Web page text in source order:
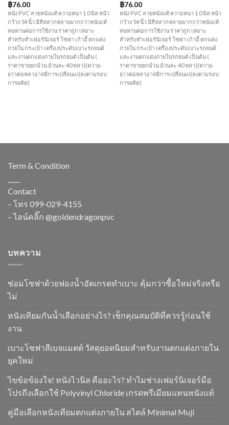
฿76.00
หนัง PVC ลายหนังแท้ ความหนา 1.0 มิล หน้า
กว้าง 54 นิ้ว มีสีหลากหลายมากกว่าหนังแท้
ทนทานต่อการใช้งาน ราคาถูก เหมาะ
สำหรับทำเฟอร์นิเจอร์ โซฟา เก้าอี้ ตกแต่ง
ภายใน กระเป๋า เครื่องประดับเบาะรถยนต์
และงานตกแต่งภายในรถยนต์ เป็นต้น (
ราคาขายยกม้วน ม้วนละ 40 หลา)(ความ
ยาวต่อหลาอาจมีการเปลี่ยนแปลงตามรอบ
การผลิต)
฿76.00
หนัง PVC ลายหนังแท้ ความหนา 1.0 มิล หน้า
กว้าง 54 นิ้ว มีสีหลากหลายมากกว่าหนังแท้
ทนทานต่อการใช้งาน ราคาถูก เหมาะ
สำหรับทำเฟอร์นิเจอร์ โซฟา เก้าอี้ ตกแต่ง
ภายใน กระเป๋า เครื่องประดับเบาะรถยนต์
และงานตกแต่งภายในรถยนต์ เป็นต้น (
ราคาขายยกม้วน ม้วนละ 40 หลา)(ความ
ยาวต่อหลาอาจมีการเปลี่ยนแปลงตามรอบ
การผลิต)
Term & Condition
Contact
– โทร 099-029-4155
– ไลน์คลิ๊ก @goldendragonpvc
บทความ
ซ่อมโซฟาด้วยฟองน้ำอัดเกรดทำเบาะ คุ้มกว่าซื้อใหม่จริงหรือ
ไม่
หนังเทียมกันน้ำเลือกอย่างไร? เช็กคุณสมบัติที่ควรรู้ก่อนใช้
งาน
เบาะโซฟาสีเบจแมตต์ วัสดุยอดนิยมสำหรับงานตกแต่งภายใน
ยุคใหม่
ไขข้อข้องใจ! หนังไวนิล คืออะไร? ทำไมช่างเฟอร์นิเจอร์มือ
โปรถึงเลือกใช้ Polyvinyl Chloride เกรดพรีเมียมแทนหนังแท้
คู่มือเลือกหนังเทียมตกแต่งภายใน สไตล์ Minimal Muji